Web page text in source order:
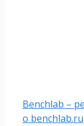
Benchlab –
о benchlab.ru